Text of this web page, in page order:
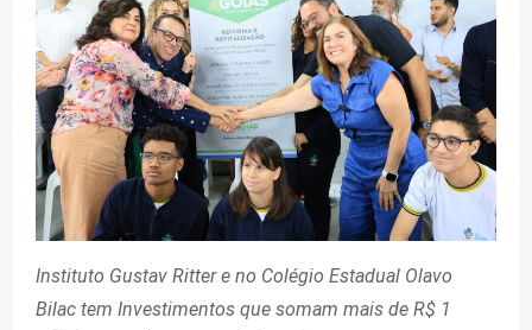
Instituto Gustav Ritter e no Colégio Estadual Olavo
Bilac tem Investimentos que somam mais de R$ 1